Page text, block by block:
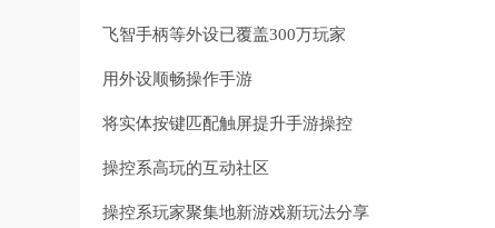
飞智手柄等外设已覆盖300万玩家
用外设顺畅操作手游
将实体按键匹配触屏提升手游操控
操控系高玩的互动社区
操控系玩家聚集地新游戏新玩法分享